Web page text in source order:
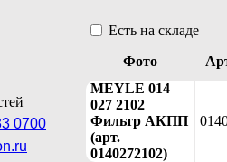
0700
Есть на складе
Фото
MEYLE 014
027 2102
Фильтр АКПП
(арт.
0140272102)